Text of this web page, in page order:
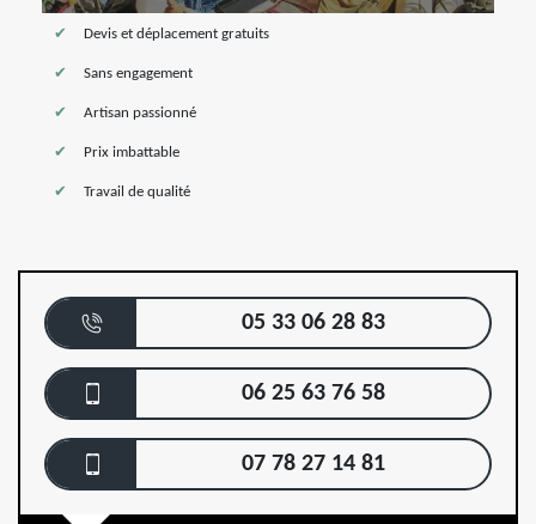
Devis et déplacement gratuits
Sans engagement
Artisan passionné
Prix imbattable
Travail de qualité
05 33 06 28 83
06 25 63 76 58
07 78 27 14 81